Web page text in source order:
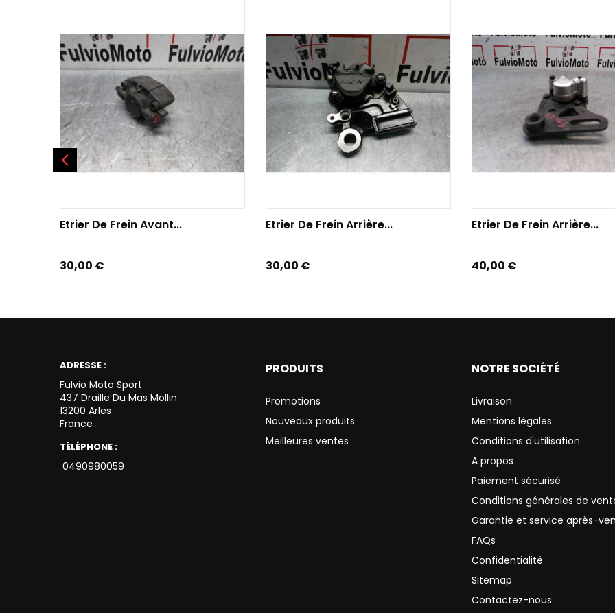
Etrier De Frein Avant...
Prix
30,00 €
Etrier De Frein Arrière...
Prix
30,00 €
Etrier De Frein Arrière...
Prix
40,00 €
ADRESSE :
Fulvio Moto Sport
437 Draille Du Mas Mollin
13200 Arles
France
TÉLÉPHONE :
0490980059
PRODUITS
Promotions
Nouveaux produits
Meilleures ventes
NOTRE SOCIÉTÉ
Livraison
Mentions légales
Conditions d'utilisation
A propos
Paiement sécurisé
Conditions générales de
Garantie et service après-
FAQs
Confidentialité
Sitemap
Contactez-nous